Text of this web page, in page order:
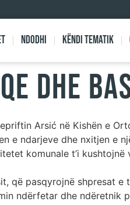
Ndodhi Këndi Tematik
dhe
Arsić në Kishën e
e ndarjeve dhe nxitjen e
komunale t’i
që pasqyrojnë shpresat
ndërfetar dhe